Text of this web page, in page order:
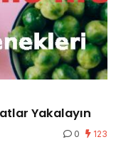
Yakalayın
0 123